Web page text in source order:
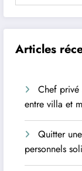
Articles
Chef privé
entre villa et
Quitter
personnels